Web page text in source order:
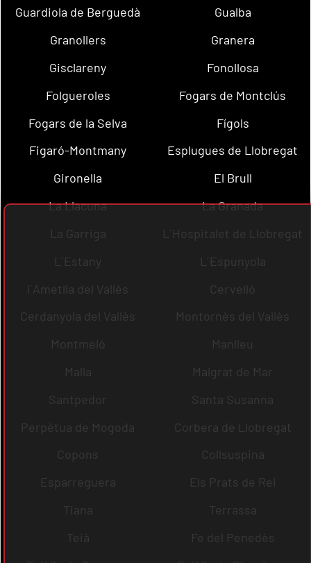
Guardiola de Berguedà
Gualba
Granollers
Granera
Gisclareny
Fonollosa
Folgueroles
Fogars de Montclús
Fogars de la Selva
Fígols
Figaró-Montmany
Esplugues de Llobregat
Gironella
El Brull
La Llacuna
La Granada
La Garriga
L´Hospitalet de Llobregat
L´Estany
L´Espunyola
l´Ametlla del Vallès
Cervelló
Cerdanyola del Vallès
Montornès del Vallès
Montmeló
Manlleu
Malla
Malgrat de Mar
Santpedor
Santa Susanna
Perpètua de Mogoda
Corbera de Llobregat
Copons
Collsuspina
Esparreguera
Els Prats de Rei
Tiana
Terrassa
Teià
Fe del Penedès